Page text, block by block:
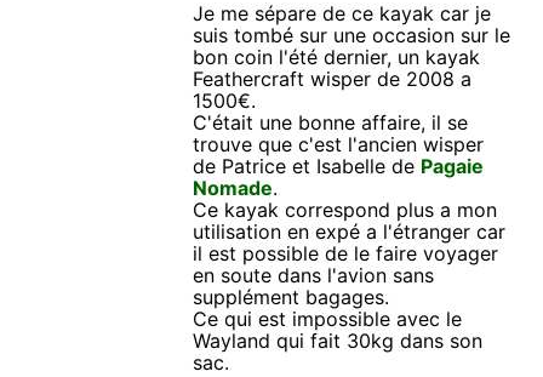
Je me sépare de ce kayak car je
suis tombé sur une occasion sur le
bon coin l'été dernier, un kayak
Feathercraft wisper de 2008 a
1500€.
C'était une bonne affaire, il se
trouve que c'est l'ancien wisper
de Patrice et Isabelle de Pagaie
Nomade.
Ce kayak correspond plus a mon
utilisation en expé a l'étranger car
il est possible de le faire voyager
en soute dans l'avion sans
supplément bagages.
Ce qui est impossible avec le
Wayland qui fait 30kg dans son
sac.